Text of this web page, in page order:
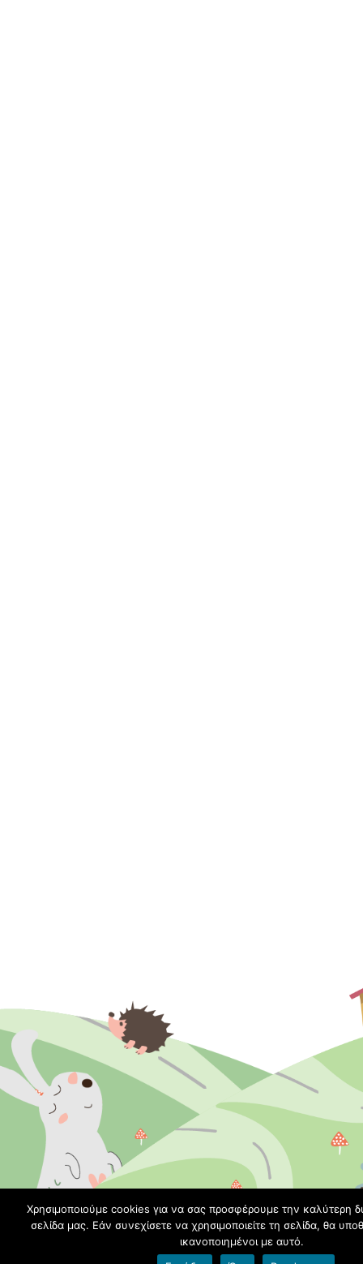
Χρησιμοποιούμε cookies για να σας προσφέρουμε την καλύτερη
σελίδα μας. Εάν συνεχίσετε να χρησιμοποιείτε τη σελίδα, θα
ικανοποιημένοι με αυτό.